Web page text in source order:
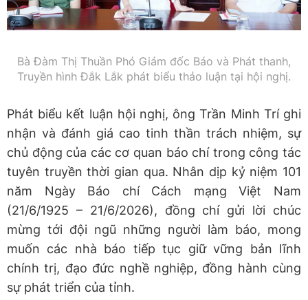
Bà Đàm Thị Thuần Phó Giám đốc Báo và Phát thanh,
Truyền hình Đắk Lắk phát biểu thảo luận tại hội nghị.
Phát biểu kết luận hội nghị, ông Trần Minh Trí ghi
nhận và đánh giá cao tinh thần trách nhiệm, sự
chủ động của các cơ quan báo chí trong công tác
tuyên truyền thời gian qua. Nhân dịp kỷ niệm 101
năm Ngày Báo chí Cách mạng Việt Nam
(21/6/1925 – 21/6/2026), đồng chí gửi lời chúc
mừng tới đội ngũ những người làm báo, mong
muốn các nhà báo tiếp tục giữ vững bản lĩnh
chính trị, đạo đức nghề nghiệp, đồng hành cùng
sự phát triển của tỉnh.